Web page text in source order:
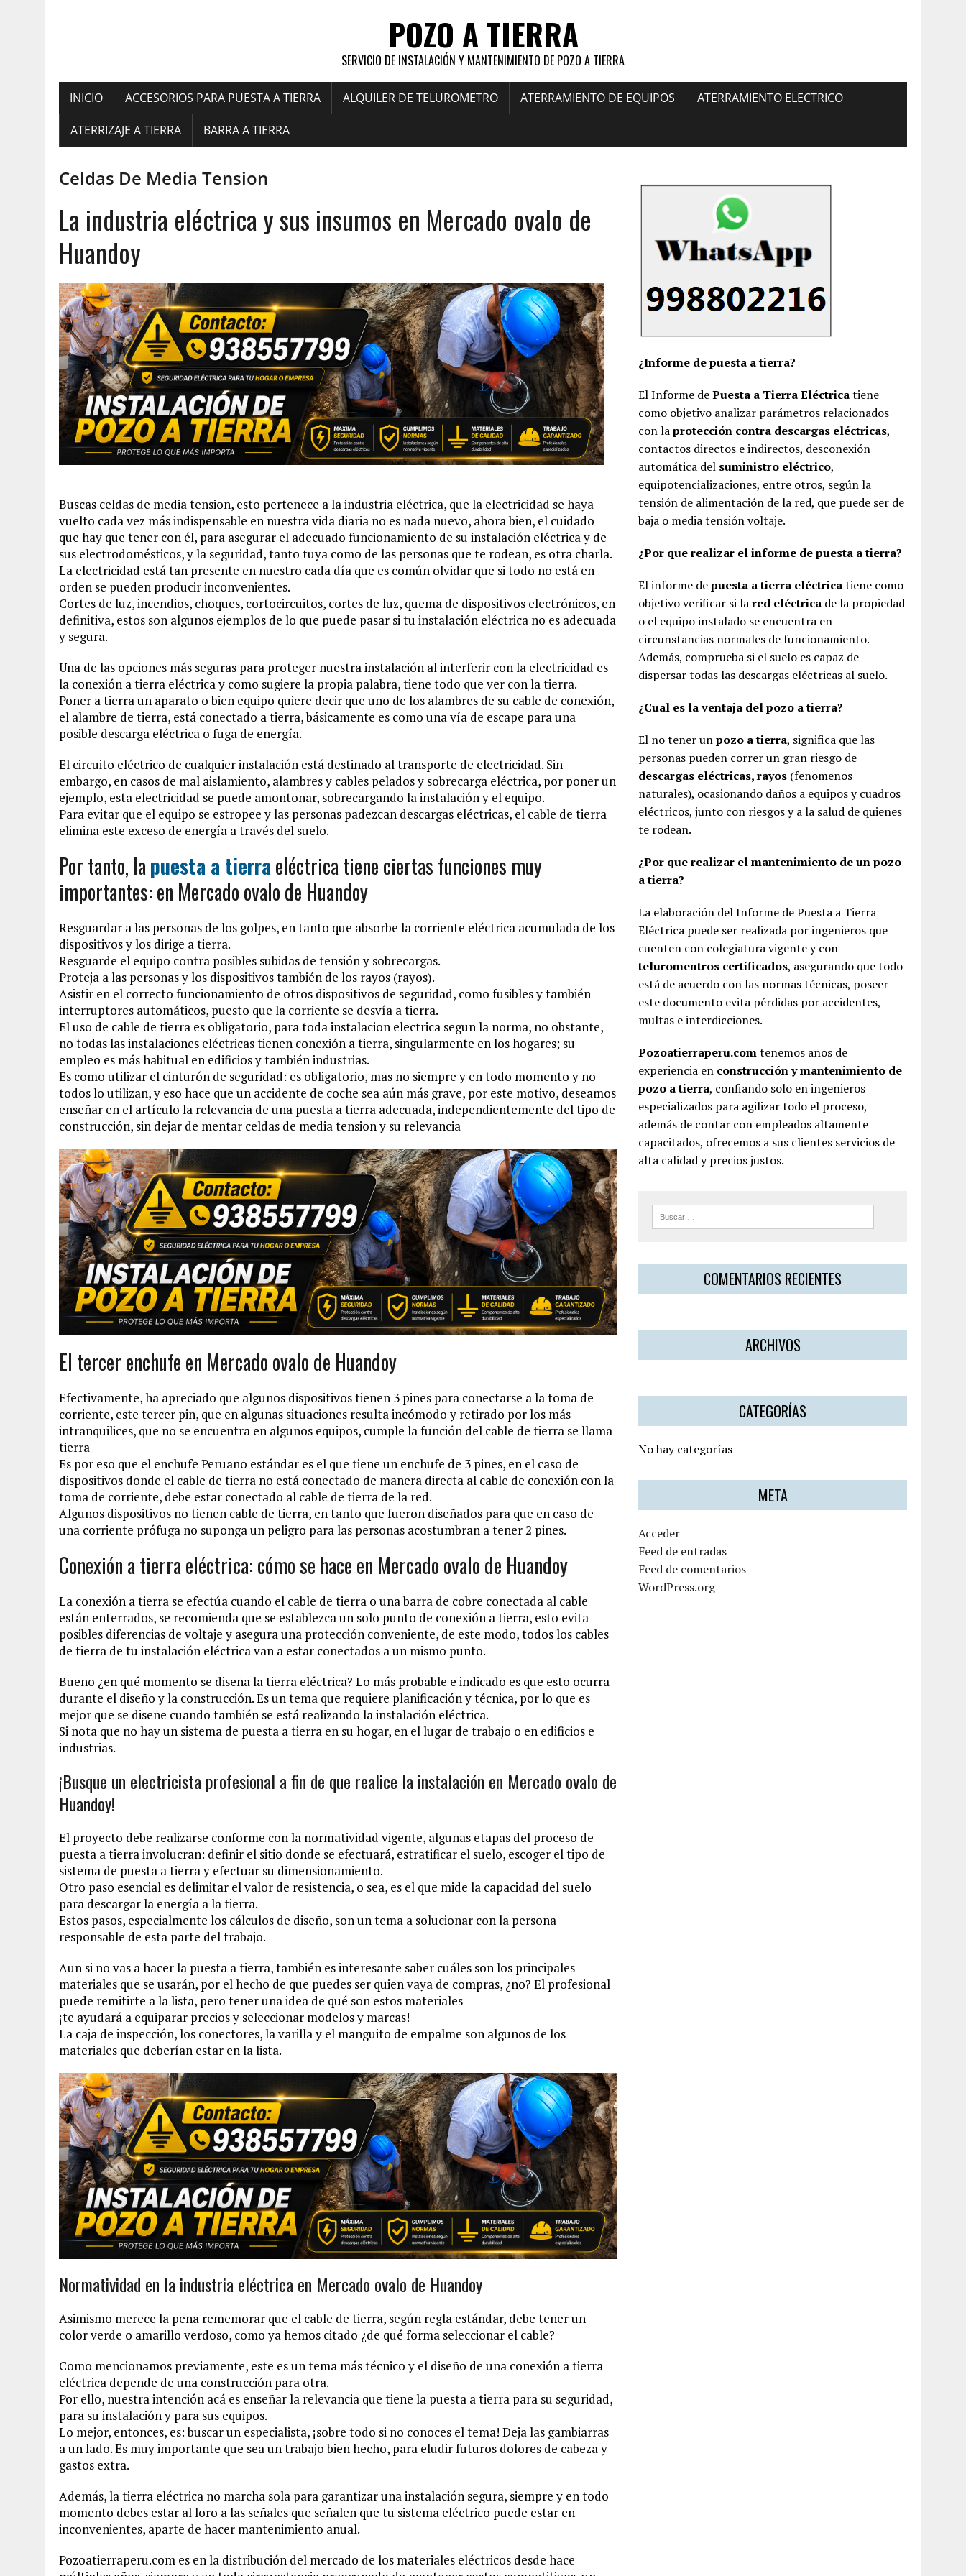
POZO A TIERRA
SERVICIO DE INSTALACIÓN Y MANTENIMIENTO DE POZO A TIERRA
INICIO ACCESORIOS PARA PUESTA A TIERRA ALQUILER DE TELUROMETRO ATERRAMIENTO DE EQUIPOS ATERRAMIENTO ELECTRICO
ATERRIZAJE A TIERRA BARRA A TIERRA
Celdas De Media Tension
La industria eléctrica y sus insumos en Mercado ovalo de
Huandoy
Buscas celdas de media tension, esto pertenece a la industria eléctrica, que la electricidad se haya
vuelto cada vez más indispensable en nuestra vida diaria no es nada nuevo, ahora bien, el cuidado
que hay que tener con él, para asegurar el adecuado funcionamiento de su instalación eléctrica y de
sus electrodomésticos, y la seguridad, tanto tuya como de las personas que te rodean, es otra charla.
La electricidad está tan presente en nuestro cada día que es común olvidar que si todo no está en
orden se pueden producir inconvenientes.
Cortes de luz, incendios, choques, cortocircuitos, cortes de luz, quema de dispositivos electrónicos, en
definitiva, estos son algunos ejemplos de lo que puede pasar si tu instalación eléctrica no es adecuada
y segura.
Una de las opciones más seguras para proteger nuestra instalación al interferir con la electricidad es
la conexión a tierra eléctrica y como sugiere la propia palabra, tiene todo que ver con la tierra.
Poner a tierra un aparato o bien equipo quiere decir que uno de los alambres de su cable de conexión,
el alambre de tierra, está conectado a tierra, básicamente es como una vía de escape para una
posible descarga eléctrica o fuga de energía.
El circuito eléctrico de cualquier instalación está destinado al transporte de electricidad. Sin
embargo, en casos de mal aislamiento, alambres y cables pelados y sobrecarga eléctrica, por poner un
ejemplo, esta electricidad se puede amontonar, sobrecargando la instalación y el equipo.
Para evitar que el equipo se estropee y las personas padezcan descargas eléctricas, el cable de tierra
elimina este exceso de energía a través del suelo.
Por tanto, lapuesta a tierraeléctrica tiene ciertas funciones muy
importantes: en Mercado ovalo de Huandoy
Resguardar a las personas de los golpes, en tanto que absorbe la corriente eléctrica acumulada de los
dispositivos y los dirige a tierra.
Resguarde el equipo contra posibles subidas de tensión y sobrecargas.
Proteja a las personas y los dispositivos también de los rayos (rayos).
Asistir en el correcto funcionamiento de otros dispositivos de seguridad, como fusibles y también
interruptores automáticos, puesto que la corriente se desvía a tierra.
El uso de cable de tierra es obligatorio, para toda instalacion electrica segun la norma, no obstante,
no todas las instalaciones eléctricas tienen conexión a tierra, singularmente en los hogares; su
empleo es más habitual en edificios y también industrias.
Es como utilizar el cinturón de seguridad: es obligatorio, mas no siempre y en todo momento y no
todos lo utilizan, y eso hace que un accidente de coche sea aún más grave, por este motivo, deseamos
enseñar en el artículo la relevancia de una puesta a tierra adecuada, independientemente del tipo de
construcción, sin dejar de mentar celdas de media tension y su relevancia
El tercer enchufe en Mercado ovalo de Huandoy
Efectivamente, ha apreciado que algunos dispositivos tienen 3 pines para conectarse a la toma de
corriente, este tercer pin, que en algunas situaciones resulta incómodo y retirado por los más
intranquilices, que no se encuentra en algunos equipos, cumple la función del cable de tierra se llama
tierra
Es por eso que el enchufe Peruano estándar es el que tiene un enchufe de 3 pines, en el caso de
dispositivos donde el cable de tierra no está conectado de manera directa al cable de conexión con la
toma de corriente, debe estar conectado al cable de tierra de la red.
Algunos dispositivos no tienen cable de tierra, en tanto que fueron diseñados para que en caso de
una corriente prófuga no suponga un peligro para las personas acostumbran a tener 2 pines.
Conexión a tierra eléctrica: cómo se hace en Mercado ovalo de Huandoy
La conexión a tierra se efectúa cuando el cable de tierra o una barra de cobre conectada al cable
están enterrados, se recomienda que se establezca un solo punto de conexión a tierra, esto evita
posibles diferencias de voltaje y asegura una protección conveniente, de este modo, todos los cables
de tierra de tu instalación eléctrica van a estar conectados a un mismo punto.
Bueno ¿en qué momento se diseña la tierra eléctrica? Lo más probable e indicado es que esto ocurra
durante el diseño y la construcción. Es un tema que requiere planificación y técnica, por lo que es
mejor que se diseñe cuando también se está realizando la instalación eléctrica.
Si nota que no hay un sistema de puesta a tierra en su hogar, en el lugar de trabajo o en edificios e
industrias.
¡Busque un electricista profesional a fin de que realice la instalación en Mercado ovalo de
Huandoy!
El proyecto debe realizarse conforme con la normatividad vigente, algunas etapas del proceso de
puesta a tierra involucran: definir el sitio donde se efectuará, estratificar el suelo, escoger el tipo de
sistema de puesta a tierra y efectuar su dimensionamiento.
Otro paso esencial es delimitar el valor de resistencia, o sea, es el que mide la capacidad del suelo
para descargar la energía a la tierra.
Estos pasos, especialmente los cálculos de diseño, son un tema a solucionar con la persona
responsable de esta parte del trabajo.
Aun si no vas a hacer la puesta a tierra, también es interesante saber cuáles son los principales
materiales que se usarán, por el hecho de que puedes ser quien vaya de compras, ¿no? El profesional
puede remitirte a la lista, pero tener una idea de qué son estos materiales
¡te ayudará a equiparar precios y seleccionar modelos y marcas!
La caja de inspección, los conectores, la varilla y el manguito de empalme son algunos de los
materiales que deberían estar en la lista.
Normatividad en la industria eléctrica en Mercado ovalo de Huandoy
Asimismo merece la pena rememorar que el cable de tierra, según regla estándar, debe tener un
color verde o amarillo verdoso, como ya hemos citado ¿de qué forma seleccionar el cable?
Como mencionamos previamente, este es un tema más técnico y el diseño de una conexión a tierra
eléctrica depende de una construcción para otra.
Por ello, nuestra intención acá es enseñar la relevancia que tiene la puesta a tierra para su seguridad,
para su instalación y para sus equipos.
Lo mejor, entonces, es: buscar un especialista, ¡sobre todo si no conoces el tema! Deja las gambiarras
a un lado. Es muy importante que sea un trabajo bien hecho, para eludir futuros dolores de cabeza y
gastos extra.
Además, la tierra eléctrica no marcha sola para garantizar una instalación segura, siempre y en todo
momento debes estar al loro a las señales que señalen que tu sistema eléctrico puede estar en
inconvenientes, aparte de hacer mantenimiento anual.
Pozoatierraperu.com es en la distribución del mercado de los materiales eléctricos desde hace
¿Informe de puesta a tierra?
El Informe dePuesta a Tierra Eléctricatiene
como objetivo analizar parámetros relacionados
con laprotección contra descargas eléctricas,
contactos directos e indirectos, desconexión
automática del suministro eléctrico,
equipotencializaciones, entre otros, según la
tensión de alimentación de la red, que puede ser de
baja o media tensión voltaje.
¿Por que realizar el informe de puesta a tierra?
El informe depuesta a tierra eléctricatiene como
objetivo verificar si lared eléctrica de la propiedad
o el equipo instalado se encuentra en
circunstancias normales de funcionamiento.
Además, comprueba si el suelo es capaz de
dispersar todas las descargas eléctricas al suelo.
¿Cual es la ventaja del pozo a tierra?
El no tener unpozo a tierra, significa que las
personas pueden correr un gran riesgo de
descargas eléctricas, rayos (fenomenos
naturales), ocasionando daños a equipos y cuadros
eléctricos, junto con riesgos y a la salud de quienes
te rodean.
¿Por que realizar el mantenimiento de un pozo
a tierra?
La elaboración del Informe de Puesta a Tierra
Eléctrica puede ser realizada por ingenieros que
cuenten con colegiatura vigente y con
teluromentros certificados, asegurando que todo
está de acuerdo con las normas técnicas, poseer
este documento evita pérdidas por accidentes,
multas e interdicciones.
Pozoatierraperu.comtenemos años de
experiencia en construcción y mantenimiento de
pozo a tierra, confiando solo en ingenieros
especializados para agilizar todo el proceso,
además de contar con empleados altamente
capacitados, ofrecemos a sus clientes servicios de
alta calidad y precios justos.
COMENTARIOS RECIENTES
ARCHIVOS
CATEGORÍAS
No hay categorías
META
Acceder
Feed de entradas
Feed de comentarios
WordPress.org